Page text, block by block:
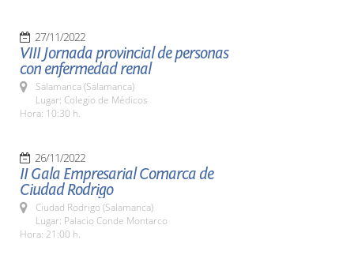
27/11/2022
VIII Jornada provincial de personas
con enfermedad renal
Salamanca (Salamanca)
Lugar: Colegio de Médicos
Hora: 10:30 h.
26/11/2022
II Gala Empresarial Comarca de
Ciudad Rodrigo
Ciudad Rodrigo (Salamanca)
Lugar: Palacio Conde Montarco
Hora: 21:00 h.